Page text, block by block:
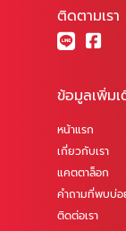
ติดตามเรา
ข้อมูลเพิ่ม
หน้าแรก
เกี่ยวกับเรา
แคตตาล็อก
คำถามที่พบบ่อ
ติดต่อเรา